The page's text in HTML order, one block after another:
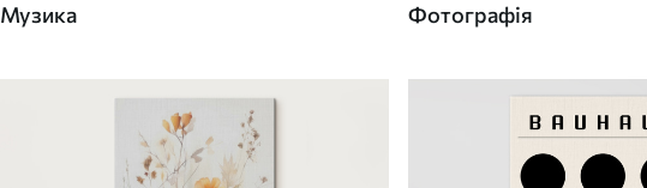
Музика Фотографія